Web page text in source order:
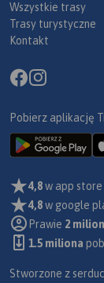
Wszystkie trasy
Trasy turystyczne
Kontakt
Pobierz aplikację
4,8w app store
4,8w google
Prawie 2
1.5 miliona
Stworzone z